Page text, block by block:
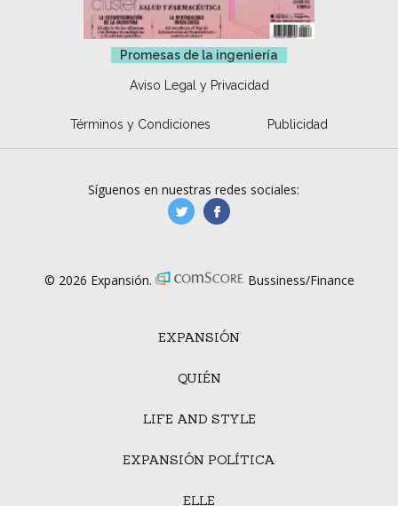
Promesas de la ingeniería
Aviso Legal y Privacidad
Términos y Condiciones Publicidad
EXPANSIÓN
QUIÉN
LIFE AND STYLE
EXPANSIÓN POLÍTICA
ELLE
Síguenos en nuestras redes sociales:
manufacturaGE
© 2026 Expansión. Bussiness/Finance